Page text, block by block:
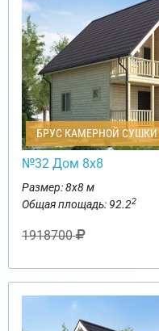
БРУС КАМЕРНОЙ СУШКИ
№32 Дом 8х8
Размер: 8х8 м
Общая площадь: 92.22
1918700